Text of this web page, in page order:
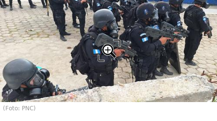
(Foto: PNC)